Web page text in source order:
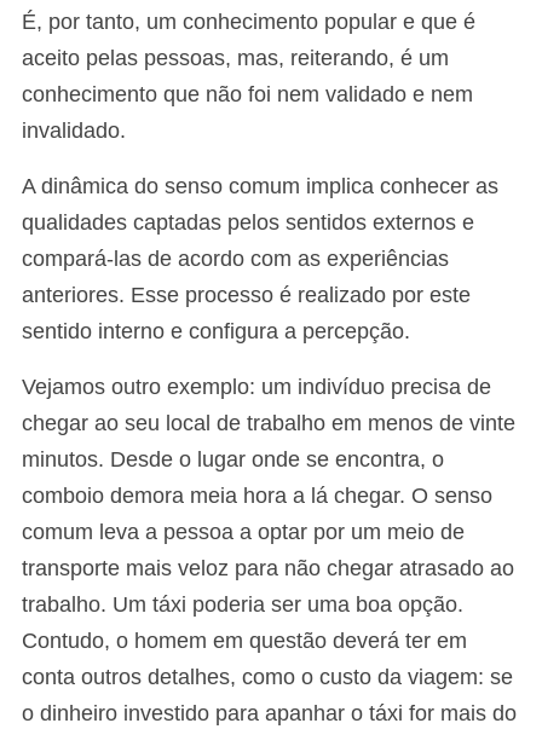
É, por tanto, um conhecimento popular e que é
aceito pelas pessoas, mas, reiterando, é um
conhecimento que não foi nem validado e nem
invalidado.
A dinâmica do senso comum implica conhecer as
qualidades captadas pelos sentidos externos e
compará-las de acordo com as experiências
anteriores. Esse processo é realizado por este
sentido interno e configura a percepção.
Vejamos outro exemplo: um indivíduo precisa de
chegar ao seu local de trabalho em menos de vinte
minutos. Desde o lugar onde se encontra, o
comboio demora meia hora a lá chegar. O senso
comum leva a pessoa a optar por um meio de
transporte mais veloz para não chegar atrasado ao
trabalho. Um táxi poderia ser uma boa opção.
Contudo, o homem em questão deverá ter em
conta outros detalhes, como o custo da viagem: se
o dinheiro investido para apanhar o táxi for mais do